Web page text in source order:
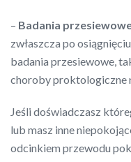
– Badania
zwłaszcza po
badania przesiewowe,
choroby proktologiczne
Jeśli doświadczasz
lub masz inne
odcinkiem przewodu